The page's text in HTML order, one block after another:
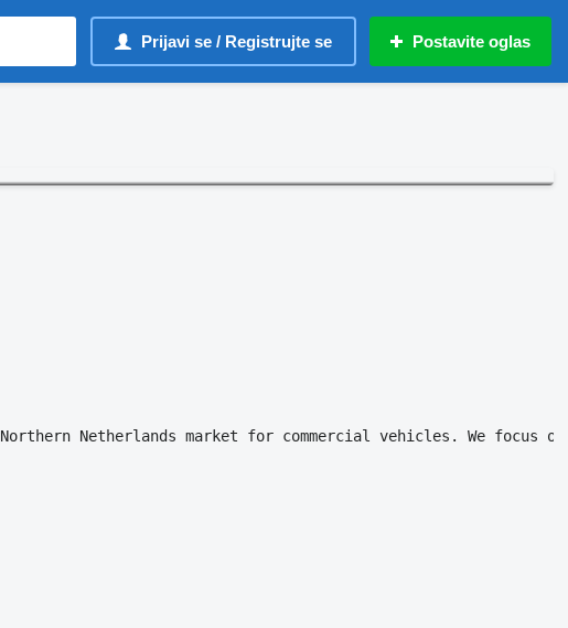
Prijavi se / Registrujte se Postavite oglas
Netherlands market for commercial vehicles. We focus